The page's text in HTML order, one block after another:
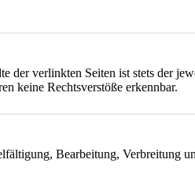
der verlinkten Seiten ist stets der
keine Rechtsverstöße erkennbar.
Bearbeitung, Verbreitung